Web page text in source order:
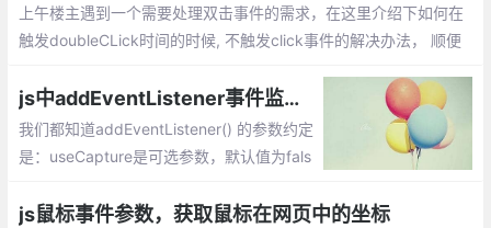
上午楼主遇到一个需要处理双击事件的需求，在这里介绍下如何在
触发doubleCLick时间的时候, 不触发click事件的解决办法， 顺便
断这个click 不在 doubleClick 中。
js中addEventListener事件监听器参数详解
我们都知道addEventListener() 的参数约定
是：useCapture是可选参数，默认值为fals
ener() 的第三个参数可以是个对象值了。pa
js鼠标事件参数，获取鼠标在网页中的坐标